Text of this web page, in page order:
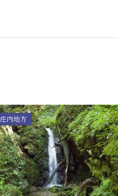
庄内地方